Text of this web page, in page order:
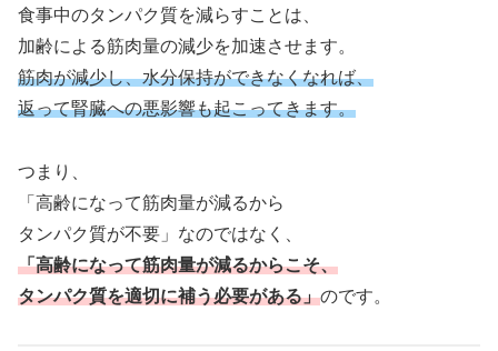
食事中のタンパク質を減らすことは、
加齢による筋肉量の減少を加速させます。
筋肉が減少し、水分保持ができなくなれば、
返って腎臓への悪影響も起こってきます。
つまり、
「高齢になって筋肉量が減るから
タンパク質が不要」なのではなく、
「高齢になって筋肉量が減るからこそ、
タンパク質を適切に補う必要がある」のです。